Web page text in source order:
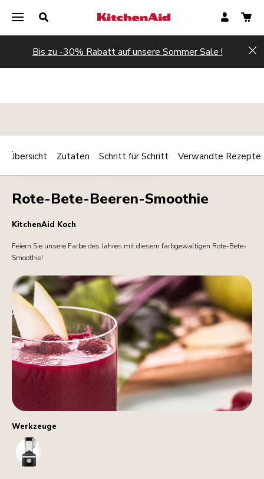
Bis zu -30% Rabatt auf unsere Sommer Sale !
Werkzeuge
Blender
FRÜHSTÜCK/BRUNCH GETRÄNKE Print
Share
Rote-Bete-Beeren-Smoothie
KitchenAid Koch
Feiern Sie unsere Farbe des Jahres mit diesem farbgewaltigen Rote-Bete-
Smoothie!
Übersicht Zutaten Schritt für Schritt Verwandte Rezepte